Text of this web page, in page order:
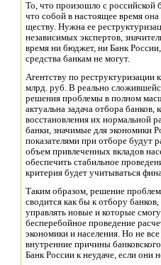
То, что произошло с российской
что собой в настоящее время
ществу. Нужна ее
независимых экспертов,
время ни бюджет, ни Банк
средства банкам не могут.
Агентству по
млрд. руб. В реально
решения проблемы в полном
актуальна задача отбора
восстановления их нормальной
бан­ки, значимые для экономики
показателями при отборе бу­дут
объем привлеченных вкладов
обеспечить стабильное
критерия будет учитываться
Таким образом, решение
сводится как бы к отбору
управлять новые и которые
бесперебойное проведение
экономики и населения. Но не
внутренние причины
Банк России к неудаче, если они